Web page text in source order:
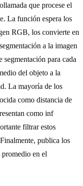
que procese el
La función espera los
RGB, los convierte en
a la imagen
para cada
del objeto a la
La mayoría de los
como distancia de
como inf
filtrar estos
publica los
promedio en el